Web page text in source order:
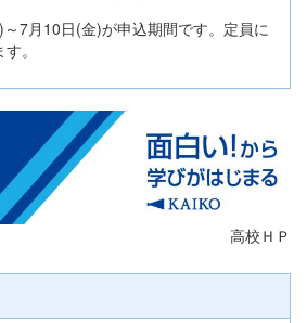
7月10日(金)が申込期間です。定員に
。
高校ＨＰ